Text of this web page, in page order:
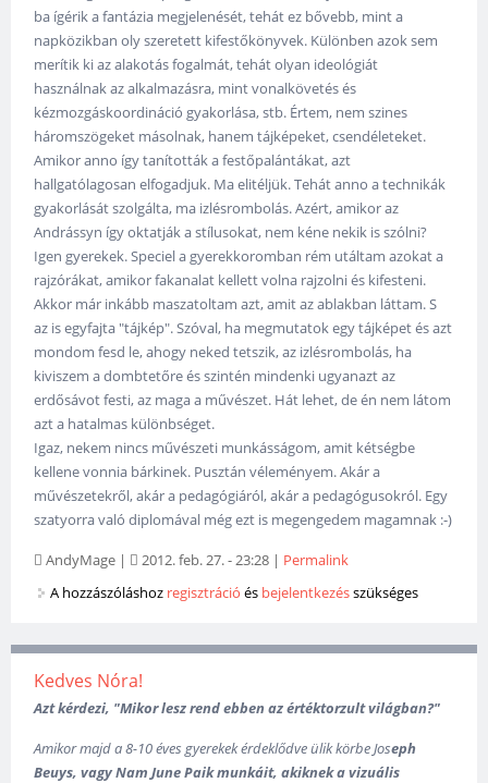
ba ígérik a fantázia megjelenését, tehát ez bővebb, mint a
napközikban oly szeretett kifestőkönyvek. Különben azok sem
merítik ki az alakotás fogalmát, tehát olyan ideológiát
használnak az alkalmazásra, mint vonalkövetés és
kézmozgáskoordináció gyakorlása, stb. Értem, nem szines
háromszögeket másolnak, hanem tájképeket, csendéleteket.
Amikor anno így tanították a festőpalántákat, azt
hallgatólagosan elfogadjuk. Ma elitéljük. Tehát anno a technikák
gyakorlását szolgálta, ma izlésrombolás. Azért, amikor az
Andrássyn így oktatják a stílusokat, nem kéne nekik is szólni?
Igen gyerekek. Speciel a gyerekkoromban rém utáltam azokat a
rajzórákat, amikor fakanalat kellett volna rajzolni és kifesteni.
Akkor már inkább maszatoltam azt, amit az ablakban láttam. S
az is egyfajta "tájkép". Szóval, ha megmutatok egy tájképet és azt
mondom fesd le, ahogy neked tetszik, az izlésrombolás, ha
kiviszem a dombtetőre és szintén mindenki ugyanazt az
erdősávot festi, az maga a művészet. Hát lehet, de én nem látom
azt a hatalmas különbséget.
Igaz, nekem nincs művészeti munkásságom, amit kétségbe
kellene vonnia bárkinek. Pusztán véleményem. Akár a
művészetekről, akár a pedagógiáról, akár a pedagógusokról. Egy
szatyorra való diplomával még ezt is megengedem magamnak :-)
AndyMage | 2012. feb. 27. - 23:28 | Permalink
A hozzászóláshoz regisztráció és bejelentkezésszükséges
Kedves Nóra!
Azt kérdezi, "Mikor lesz rend ebben az értéktorzult világban?"
Amikor majd a 8-10 éves gyerekek érdeklődve ülik körbeJoseph
Beuys, vagy Nam June Paik munkáit, akiknek a vizuális